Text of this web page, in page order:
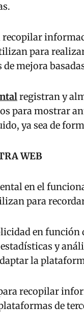
recopilar
para
mejora
registran y
para mostrar
ya sea de
WEB
en el
para
en
y
la
recopilar
de